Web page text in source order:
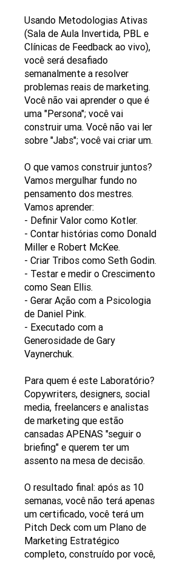
Usando Metodologias Ativas
(Sala de Aula Invertida, PBL e
Clínicas de Feedback ao vivo),
você será desafiado
semanalmente a resolver
problemas reais de marketing.
Você não vai aprender o que é
uma "Persona"; você vai
construir uma. Você não vai ler
sobre "Jabs"; você vai criar um.
O que vamos construir juntos?
Vamos mergulhar fundo no
pensamento dos mestres.
Vamos aprender:
- Definir Valor como Kotler.
- Contar histórias como Donald
Miller e Robert McKee.
- Criar Tribos como Seth Godin.
- Testar e medir o Crescimento
como Sean Ellis.
- Gerar Ação com a Psicologia
de Daniel Pink.
- Executado com a
Generosidade de Gary
Vaynerchuk.
Para quem é este Laboratório?
Copywriters, designers, social
media, freelancers e analistas
de marketing que estão
cansadas ​​APENAS "seguir o
briefing" e querem ter um
assento na mesa de decisão.
O resultado final: após as 10
semanas, você não terá apenas
um certificado, você terá um
Pitch Deck com um Plano de
Marketing Estratégico
completo, construído por você,